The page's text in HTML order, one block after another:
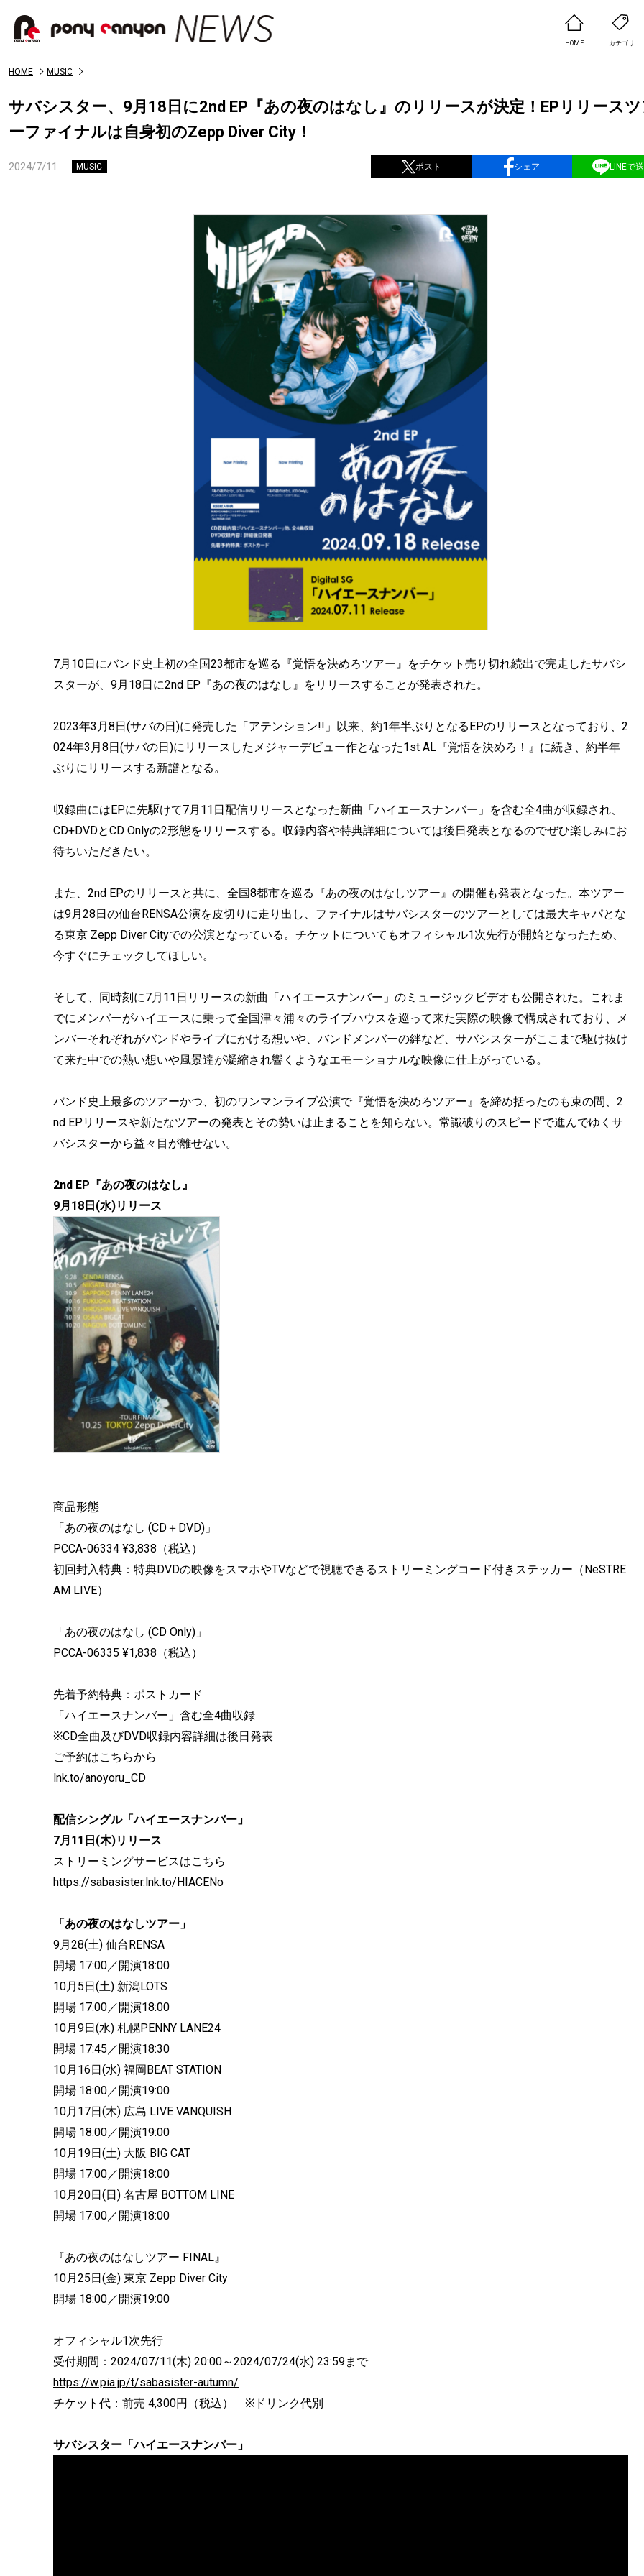
HOME カテゴリ
HOME MUSIC
サバシスター、9月18日に2nd EP『あの夜のはなし』のリリースが決定！EPリリース
ーファイナルは自身初のZepp Diver City！
2024/7/11 MUSIC ポスト シェア LINEで
7月10日にバンド史上初の全国23都市を巡る『覚悟を決めろツアー』をチケット売り切れ続出で完走したサバシ
スターが、9月18日に2nd EP『あの夜のはなし』をリリースすることが発表された。
2023年3月8日(サバの日)に発売した「アテンション!!」以来、約1年半ぶりとなるEPのリリースとなっており、2
024年3月8日(サバの日)にリリースしたメジャーデビュー作となった1st AL『覚悟を決めろ！』に続き、約半年
ぶりにリリースする新譜となる。
収録曲にはEPに先駆けて7月11日配信リリースとなった新曲「ハイエースナンバー」を含む全4曲が収録され、
CD+DVDとCD Onlyの2形態をリリースする。収録内容や特典詳細については後日発表となるのでぜひ楽しみにお
待ちいただきたい。
また、2nd EPのリリースと共に、全国8都市を巡る『あの夜のはなしツアー』の開催も発表となった。本ツアー
は9月28日の仙台RENSA公演を皮切りに走り出し、ファイナルはサバシスターのツアーとしては最大キャパとな
る東京 Zepp Diver Cityでの公演となっている。チケットについてもオフィシャル1次先行が開始となったため、
今すぐにチェックしてほしい。
そして、同時刻に7月11日リリースの新曲「ハイエースナンバー」のミュージックビデオも公開された。これま
でにメンバーがハイエースに乗って全国津々浦々のライブハウスを巡って来た実際の映像で構成されており、メ
ンバーそれぞれがバンドやライブにかける想いや、バンドメンバーの絆など、サバシスターがここまで駆け抜け
て来た中での熱い想いや風景達が凝縮され響くようなエモーショナルな映像に仕上がっている。
バンド史上最多のツアーかつ、初のワンマンライブ公演で『覚悟を決めろツアー』を締め括ったのも束の間、2
nd EPリリースや新たなツアーの発表とその勢いは止まることを知らない。常識破りのスピードで進んでゆくサ
バシスターから益々目が離せない。
2nd EP『あの夜のはなし』
9月18日(水)リリース
商品形態
「あの夜のはなし (CD＋DVD)」
PCCA-06334 ¥3,838（税込）
初回封入特典：特典DVDの映像をスマホやTVなどで視聴できるストリーミングコード付きステッカー（NeSTRE
AM LIVE）
「あの夜のはなし (CD Only)」
PCCA-06335 ¥1,838（税込）
先着予約特典：ポストカード
「ハイエースナンバー」含む全4曲収録
※CD全曲及びDVD収録内容詳細は後日発表
ご予約はこちらから
lnk.to/anoyoru_CD
配信シングル「ハイエースナンバー」
7月11日(木)リリース
ストリーミングサービスはこちら
https://sabasister.lnk.to/HIACENo
「あの夜のはなしツアー」
9月28(土) 仙台RENSA
開場 17:00／開演18:00
10月5日(土) 新潟LOTS
開場 17:00／開演18:00
10月9日(水) 札幌PENNY LANE24
開場 17:45／開演18:30
10月16日(水) 福岡BEAT STATION
開場 18:00／開演19:00
10月17日(木) 広島 LIVE VANQUISH
開場 18:00／開演19:00
10月19日(土) 大阪 BIG CAT
開場 17:00／開演18:00
10月20日(日) 名古屋 BOTTOM LINE
開場 17:00／開演18:00
『あの夜のはなしツアー FINAL』
10月25日(金) 東京 Zepp Diver City
開場 18:00／開演19:00
オフィシャル1次先行
受付期間：2024/07/11(木) 20:00～2024/07/24(水) 23:59まで
https://w.pia.jp/t/sabasister-autumn/
チケット代：前売 4,300円（税込） ※ドリンク代別
サバシスター「ハイエースナンバー」